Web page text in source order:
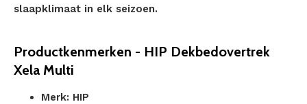
slaapklimaat in elk seizoen.
Productkenmerken - HIP Dekbedovertrek
Xela Multi
Merk: HIP